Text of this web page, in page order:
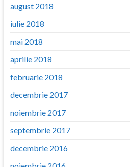
august 2018
iulie 2018
mai 2018
aprilie 2018
februarie 2018
decembrie 2017
noiembrie 2017
septembrie 2017
decembrie 2016